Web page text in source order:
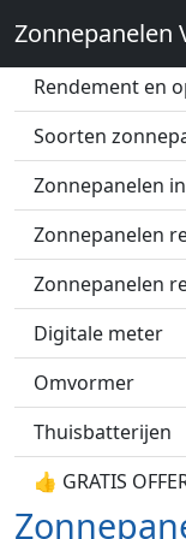
Zonnepanelen
Zonnepanelen
Rendement en
Soorten
Zonnepanelen
Zonnepanelen
Zonnepanelen
Digitale meter
Omvormer
Thuisbatterijen
👍 GRATIS